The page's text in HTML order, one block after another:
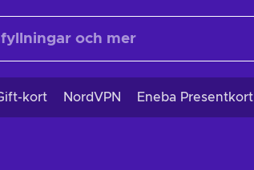
kort NordVPN Eneba Presentkort